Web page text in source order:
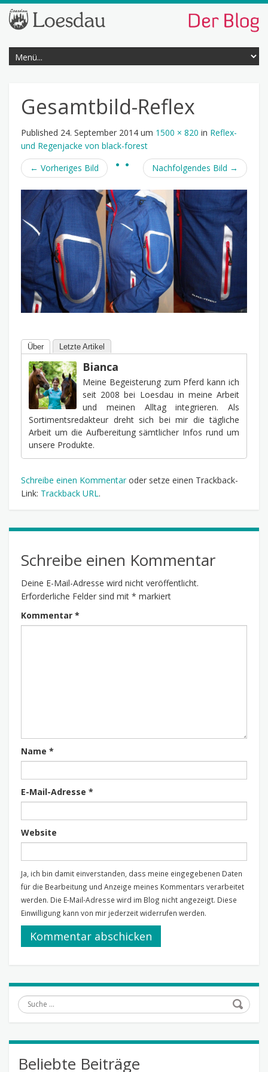
Gesamtbild-Reflex
Published 24. September 2014 um 1500 × 820 in Reflex-
und Regenjacke von black-forest
← Vorheriges Bild Nachfolgendes Bild →
Über Letzte Artikel
Bianca
Meine Begeisterung zum Pferd kann ich
seit 2008 bei Loesdau in meine Arbeit
und meinen Alltag integrieren. Als
Sortimentsredakteur dreht sich bei mir die tägliche
Arbeit um die Aufbereitung sämtlicher Infos rund um
unsere Produkte.
Schreibe einen Kommentaroder setze einen Trackback-
Link: Trackback URL.
Schreibe einen Kommentar
Deine E-Mail-Adresse wird nicht veröffentlicht.
Erforderliche Felder sind mit * markiert
Kommentar *
Name *
E-Mail-Adresse *
Website
Ja, ich bin damit einverstanden, dass meine eingegebenen Daten
für die Bearbeitung und Anzeige meines Kommentars verarbeitet
werden. Die E-Mail-Adresse wird im Blog nicht angezeigt. Diese
Einwilligung kann von mir jederzeit widerrufen werden.
Suche
Beliebte Beiträge